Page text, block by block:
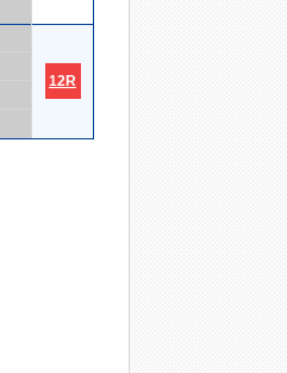
12R